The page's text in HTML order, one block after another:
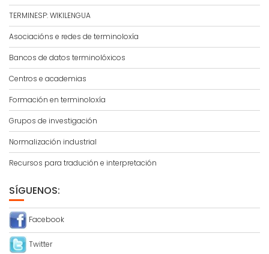
TERMINESP: WIKILENGUA
Asociacións e redes de terminoloxía
Bancos de datos terminolóxicos
Centros e academias
Formación en terminoloxía
Grupos de investigación
Normalización industrial
Recursos para tradución e interpretación
SÍGUENOS:
Facebook
Twitter